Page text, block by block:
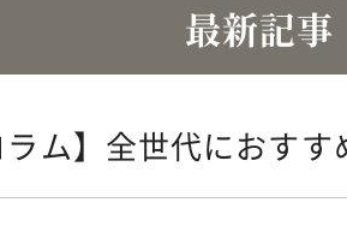
最新記事
ラム】全世代におす